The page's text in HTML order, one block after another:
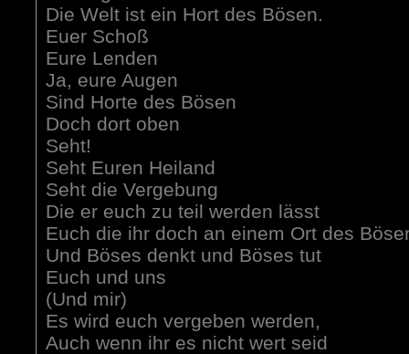
Die Welt ist ein Hort des Bösen.
Euer Schoß
Eure Lenden
Ja, eure Augen
Sind Horte des Bösen
Doch dort oben
Seht!
Seht Euren Heiland
Seht die Vergebung
Die er euch zu teil werden lässt
Euch die ihr doch an einem Ort des
Und Böses denkt und Böses tut
Euch und uns
(Und mir)
Es wird euch vergeben werden,
Auch wenn ihr es nicht wert seid